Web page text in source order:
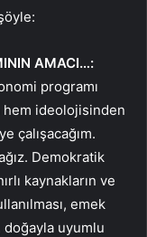
AMACI…:
programı
hem ideolojisinden
çalışacağım.
Demokratik
kaynakların ve
emek
doğayla uyumlu